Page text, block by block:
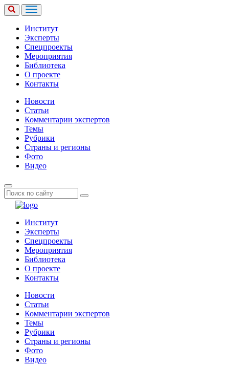
Институт
Эксперты
Спецпроекты
Мероприятия
Библиотека
О проекте
Контакты
Новости
Статьи
Комментарии экспертов
Темы
Рубрики
Страны и регионы
Фото
Видео
Институт
Эксперты
Спецпроекты
Мероприятия
Библиотека
О проекте
Контакты
Новости
Статьи
Комментарии экспертов
Темы
Рубрики
Страны и регионы
Фото
Видео